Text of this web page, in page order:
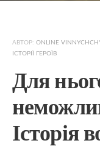
АВТОР: ONLINE
ІСТОРІЇ ГЕРОЇВ
Для
Історія